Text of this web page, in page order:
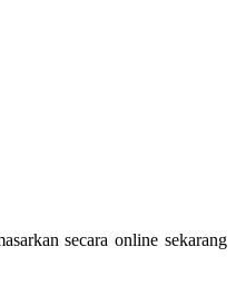
secara online sekarang